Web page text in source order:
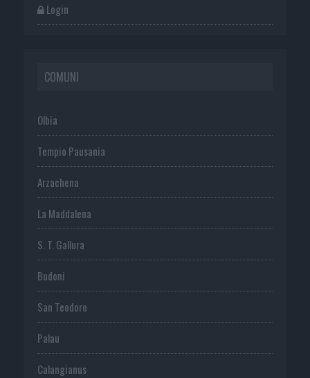
Login
COMUNI
Olbia
Tempio Pausania
Arzachena
La Maddalena
S. T. Gallura
Budoni
San Teodoro
Palau
Calangianus